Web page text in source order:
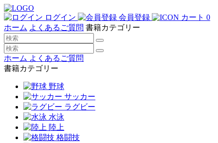
ログイン 会員登録 カート 0
ホーム よくあるご質問 書籍カテゴリー
ホーム よくあるご質問
書籍カテゴリー
野球
サッカー
ラグビー
水泳
陸上
格闘技